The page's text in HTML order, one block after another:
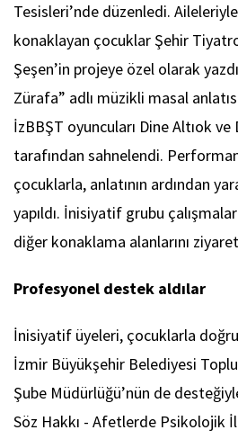
Tesisleri’nde düzenledi.
konaklayan çocuklar Şehir
Şeşen’in projeye özel olarak
Zürafa” adlı müzikli masal
İzBBŞT oyuncuları Dine Altıok
tarafından sahnelendi.
çocuklarla, anlatının ardından
yapıldı. İnisiyatif grubu
diğer konaklama alanlarını
Profesyonel destek aldılar
İnisiyatif üyeleri, çocuklarla
İzmir Büyükşehir Belediyesi
Şube Müdürlüğü’nün de
Söz Hakkı - Afetlerde Psikolojik